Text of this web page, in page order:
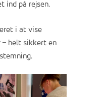
ind på rejsen.
i at vise
– helt sikkert en